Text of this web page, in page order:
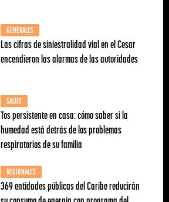
GENERALES
Las cifras de siniestralidad vial en el Cesar
encendieron las alarmas de las autoridades
SALUD
Tos persistente en casa: cómo saber si la
humedad está detrás de los problemas
respiratorios de su familia
REGIONALES
369 entidades públicas del Caribe reducirán